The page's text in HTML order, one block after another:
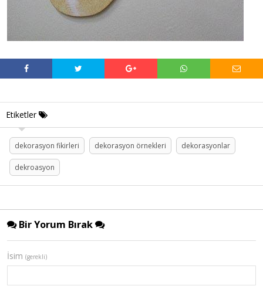
Etiketler
dekorasyon fikirleri dekorasyon örnekleri dekorasyonlar
dekroasyon
Bir Yorum Bırak
İsim (gerekli)